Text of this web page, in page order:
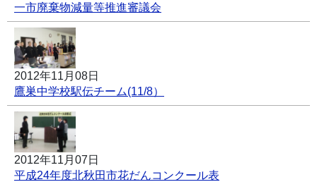
一市廃棄物減量等推進審議会
2012年11月08日
鷹巣中学校駅伝チーム(11/8）
2012年11月07日
平成24年度北秋田市花だんコンクール表